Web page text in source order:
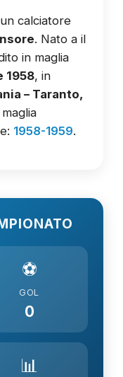
calciatore
. Nato a il
in maglia
1958, in
– Taranto,
1958-1959.
⚽
GOL
0
📊